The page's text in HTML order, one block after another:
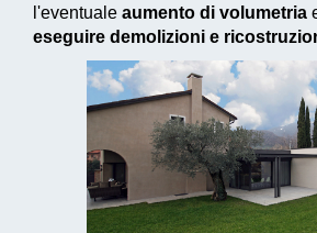
l'eventuale aumento di volumetria
eseguire demolizioni e